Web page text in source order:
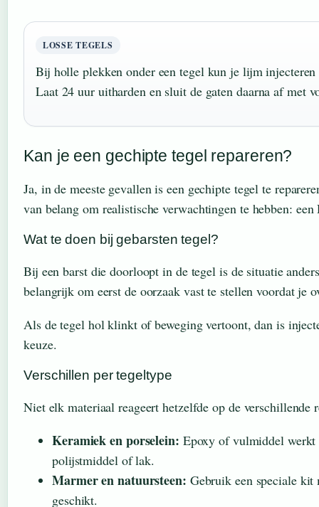
LOSSE TEGELS
Bij holle plekken onder een tegel kun je lijm
Laat 24 uur uitharden en sluit de gaten daarna af met
Kan je een gechipte tegel repareren?
Ja, in de meeste gevallen is een gechipte tegel te
van belang om realistische verwachtingen te hebben:
Wat te doen bij gebarsten tegel?
Bij een barst die doorloopt in de tegel is de situatie
belangrijk om eerst de oorzaak vast te stellen voordat je
Als de tegel hol klinkt of beweging vertoont, dan is
keuze.
Verschillen per tegeltype
Niet elk materiaal reageert hetzelfde op de verschillende
Keramiek en porselein: Epoxy of vulmiddel werkt
polijstmiddel of lak.
Marmer en natuursteen: Gebruik een speciale
geschikt.